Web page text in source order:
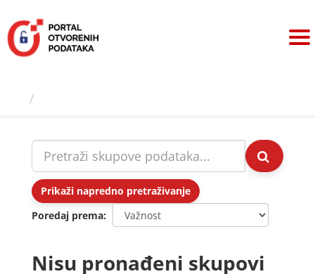
sadržaj
Prikaži napredno pretraživanje
Poredaj prema
Nisu pronađeni skupovi